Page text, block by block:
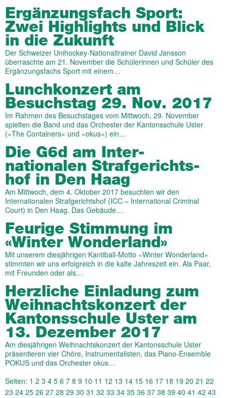
Ergänzungs­fach Sport:
Zwei High­lights und Blick
in die Zukunft
Der Schweizer Unihockey-Nationaltrainer David Jansson
überraschte am 21. November die Schülerinnen und Schüler des
Ergänzungsfachs Sport mit einem…
Lunch­konzert am
Besuchs­tag 29. Nov. 2017
Im Rahmen des Besuchstages vom Mittwoch, 29. November
spielten die Band und das Orchester der Kantonsschule Uster
(«The Containers» und «okus») ein…
Die G6d am Inter­
nationalen Straf­gerichts­
hof in Den Haag
Am Mittwoch, dem 4. Oktober 2017 besuchten wir den
Internationalen Strafgerichtshof (ICC – International Criminal
Court) in Den Haag. Das Gebäude…
Feurige Stimmung im
«Winter Wonderland»
Mit unserem diesjährigen Kantiball-Motto «Winter Wonderland»
stimmten wir uns erfolgreich in die kalte Jahreszeit ein. Als Paar,
mit Freunden oder als…
Herzliche Einladung zum
Weihnachts­konzert der
Kantons­schule Uster am
13. Dezember 2017
Am diesjährigen Weihnachtskonzert der Kantonsschule Uster
präsentieren vier Chöre, Instrumentalisten, das Piano-Ensemble
POKUS und das Orchester okus…
Seiten: 1 2 3 4 5 6 7 8 9 10 11 12 13 14 15 16 17 18 19 20 21 22
23 24 25 26 27 28 29 30 31 32 33 34 35 36 37 38 39 40 41 42 43